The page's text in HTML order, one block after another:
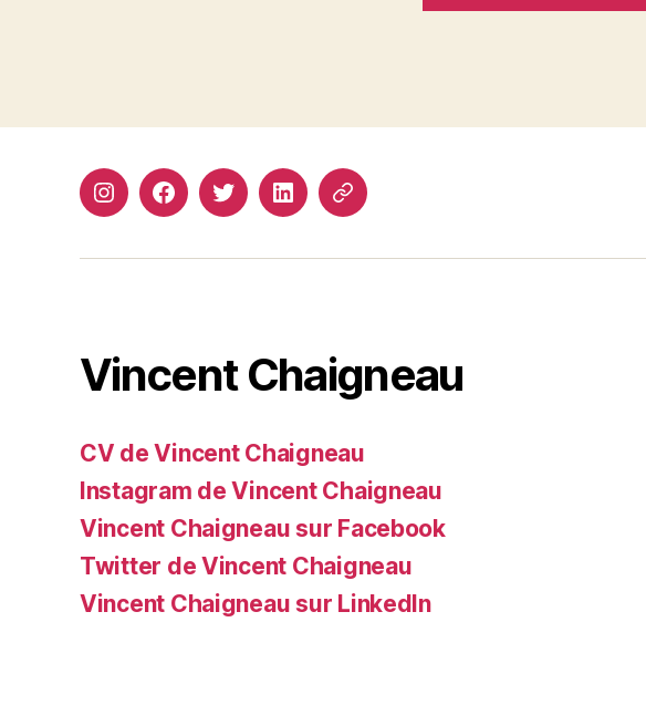
InstagramFacebookTwitterLinkedinSite
Vincent Chaigneau
CV de Vincent Chaigneau
Instagram de Vincent Chaigneau
Vincent Chaigneau sur Facebook
Twitter de Vincent Chaigneau
Vincent Chaigneau sur LinkedIn